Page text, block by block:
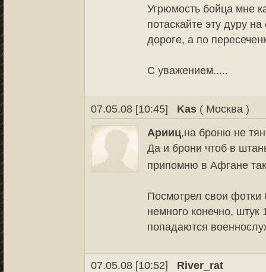
Угрюмость бойца мне
потаскайте эту дуру
дороге, а по
С уважением.....
07.05.08 [10:45] Kas ( Москва )
Арииц,на броню не
Да и брони чтоб в
припомню в Афгане
Посмотрел свои фотки
немного конечно, штук
попадаются
07.05.08 [10:52]
River_rat